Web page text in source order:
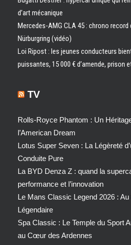
d’art mécanique
Mercedes-AMG CLA 45 : chrono record
Nürburgring (vidéo)
Loi Ripost : les jeunes conducteurs
puissantes, 15 000 € d’amende, prison
TV
Rolls-Royce Phantom : Un
l’American Dream
Lotus Super Seven : La Légèreté
Conduite Pure
La BYD Denza Z : quand la
performance et l’innovation
Le Mans Classic Legend 2026 : Au
Légendaire
Spa Classic : Le Temple du Sport
au Cœur des Ardennes